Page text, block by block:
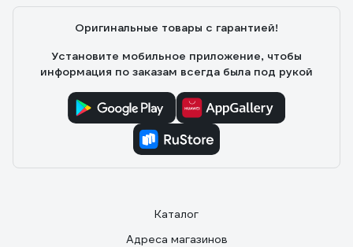
Оригинальные товары с гарантией!
Установите мобильное приложение, чтобы
информация по заказам всегда была под рукой
Каталог
Адреса магазинов